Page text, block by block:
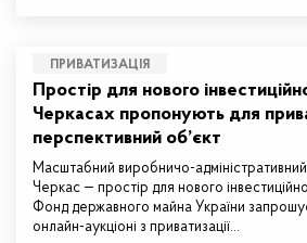
ПРИВАТИЗАЦІЯ
Простір для нового
Черкасах пропонують для
перспективний об’єкт
Масштабний виробничо-
Черкас — простір для нового
Фонд державного майна України
онлайн-аукціоні з приватизації…